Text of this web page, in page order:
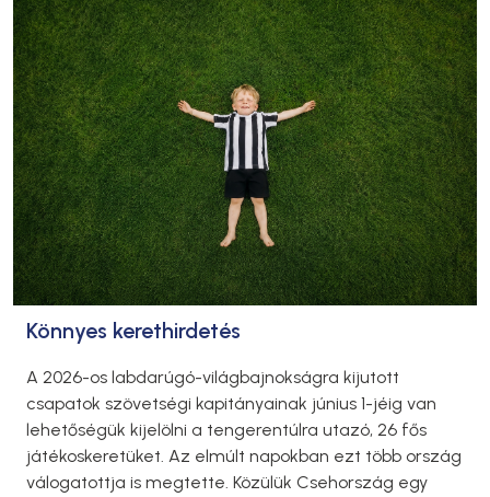
Könnyes kerethirdetés
A 2026-os labdarúgó-világbajnokságra kijutott
csapatok szövetségi kapitányainak június 1-jéig van
lehetőségük kijelölni a tengerentúlra utazó, 26 fős
játékoskeretüket. Az elmúlt napokban ezt több ország
válogatottja is megtette. Közülük Csehország egy